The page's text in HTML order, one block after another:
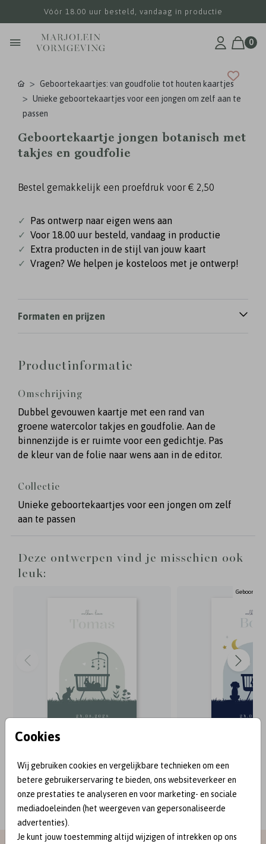
Vóór 18.00 uur besteld, vandaag in productie
0
Cookies
Wij gebruiken cookies en vergelijkbare technieken om een
betere gebruikerservaring te bieden, ons websiteverkeer en
onze prestaties te analyseren en voor marketing- en sociale
mediadoeleinden (het weergeven van gepersonaliseerde
advertenties).
Je kunt jouw toestemming altijd wijzigen of intrekken op ons
Geboortekaartjes: van goudfolie tot houten kaartjes
Unieke geboortekaartjes voor een jongen om zelf aan te
passen
Geboortekaartje jongen botanisch met
takjes en goudfolie
Bestel gemakkelijk een proefdruk voor € 2,50
✓
Pas ontwerp naar eigen wens aan
✓ Voor 18.00 uur besteld, vandaag in productie
✓
Extra producten in de stijl van jouw kaart
✓ Vragen? We helpen je kosteloos met je ontwerp!
Formaten en prijzen
Productinformatie
Omschrijving
Dubbel gevouwen kaartje met een rand van
groene watercolor takjes en goudfolie. Aan de
binnenzijde is er ruimte voor een gedichtje. Pas
de kleur van de folie naar wens aan in de editor.
Collectie
Unieke geboortekaartjes voor een jongen om zelf
aan te passen
Deze ontwerpen vind je misschien ook
leuk:
BEKEND VAN: